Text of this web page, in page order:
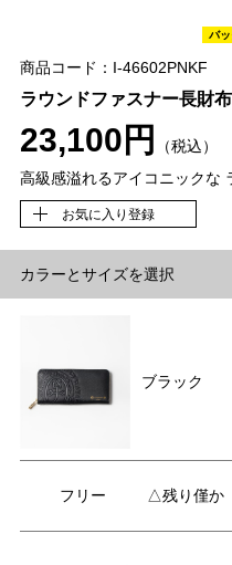
バ
商品コード：I-46602PNKF
ラウンドファスナー長財
23,100円
（税込）
高級感溢れるアイコニックな
お気に入り登録
カラーとサイズを選択
ブラック
フリー △残り僅か